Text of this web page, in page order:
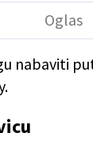
nabaviti